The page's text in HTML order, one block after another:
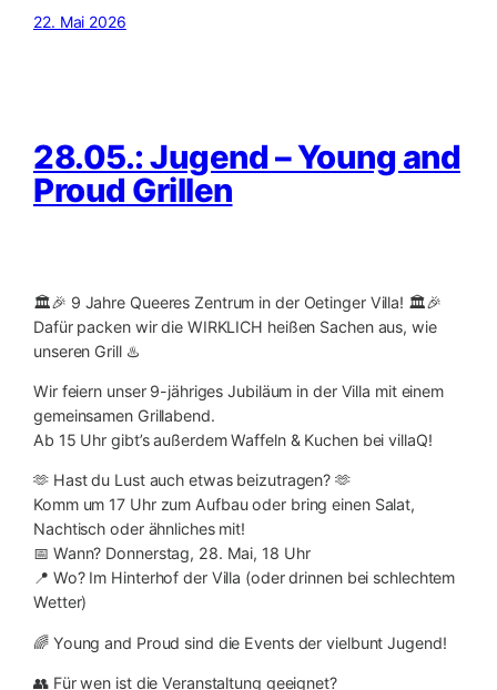
22. Mai 2026
28.05.: Jugend – Young and
Proud Grillen
🏛️🎉 9 Jahre Queeres Zentrum in der Oetinger Villa! 🏛️🎉
Dafür packen wir die WIRKLICH heißen Sachen aus, wie
unseren Grill ♨️
Wir feiern unser 9-jähriges Jubiläum in der Villa mit einem
gemeinsamen Grillabend.
Ab 15 Uhr gibt’s außerdem Waffeln & Kuchen bei villaQ!
🫶 Hast du Lust auch etwas beizutragen? 🫶
Komm um 17 Uhr zum Aufbau oder bring einen Salat,
Nachtisch oder ähnliches mit!
📅 Wann? Donnerstag, 28. Mai, 18 Uhr
📍 Wo? Im Hinterhof der Villa (oder drinnen bei schlechtem
Wetter)
🌈 Young and Proud sind die Events der vielbunt Jugend!
👥 Für wen ist die Veranstaltung geeignet?